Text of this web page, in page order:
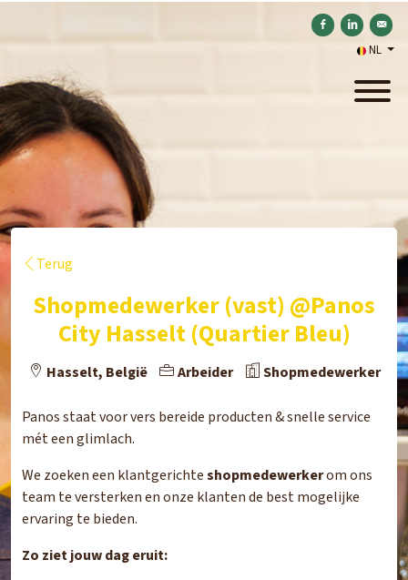
Delen op Facebook
Delen op
NL
Terug
Shopmedewerker (vast) @Panos
City Hasselt (Quartier Bleu)
Hasselt, België Arbeider Shopmedewerker
Panos staat voor vers bereide producten & snelle service
mét een glimlach.
We zoeken een klantgerichteshopmedewerkerom ons
team te versterken en onze klanten de best mogelijke
ervaring te bieden.
Zo ziet jouw dag eruit: